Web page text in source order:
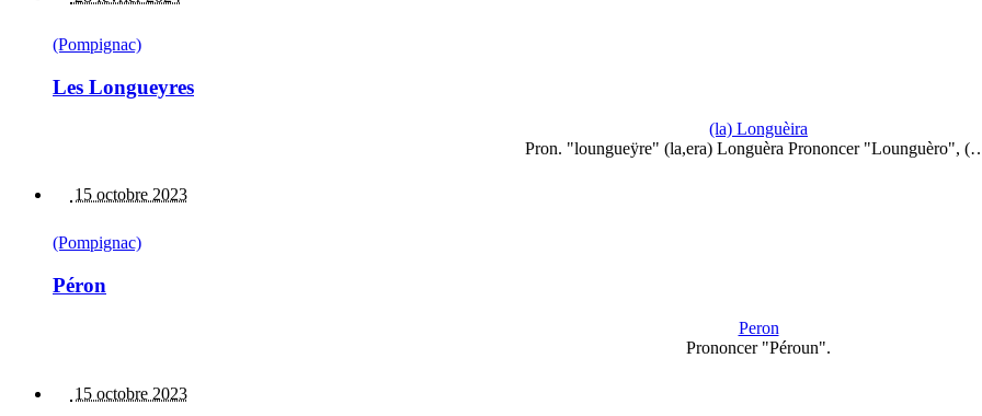
(Pompignac)
Les Longueyres
(la) Longuèira
Pron. "loungueÿre" (la,era) Longuèra Prononcer "Lounguèro",
15 octobre 2023
(Pompignac)
Péron
Peron
Prononcer "Péroun".
15 octobre 2023